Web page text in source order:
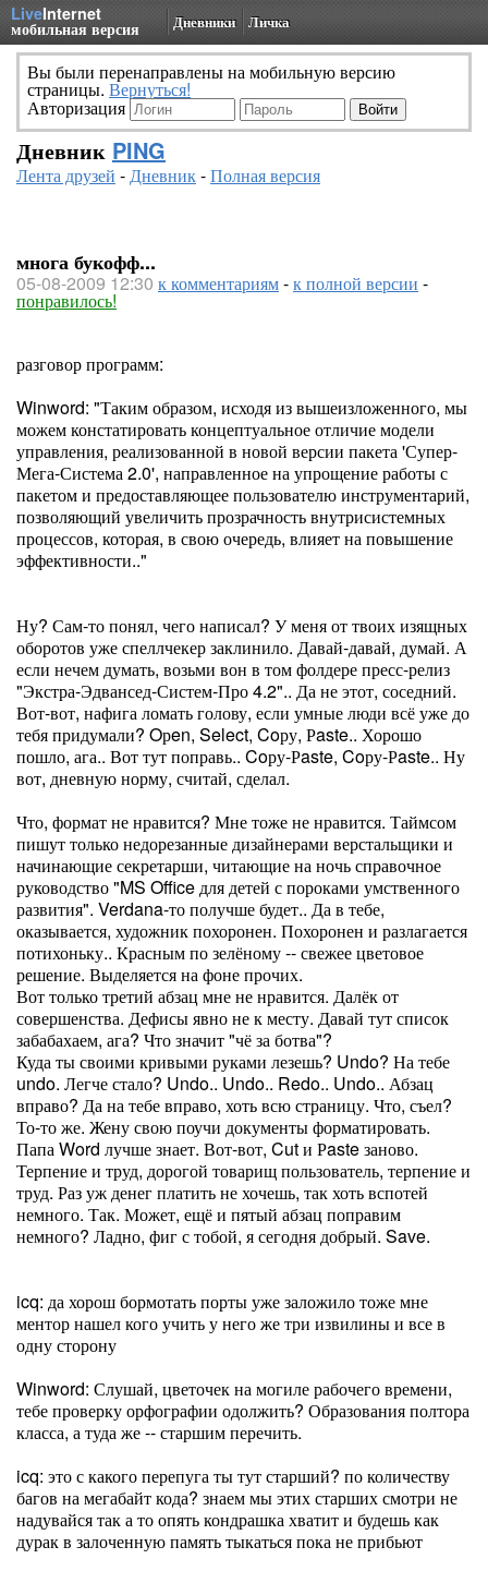
LiveInternet
мобильная версия Дневники Личка
Вы были перенаправлены на мобильную версию
страницы. Вернуться!
Авторизация
Дневник PING
Лента друзей -Дневник-Полная версия
многа букофф...
05-08-2009 12:30 к комментариям-к полной версии -
понравилось!
разговор программ:
Winword: "Таким образом, исходя из вышеизложенного, мы
можем констатировать концептуальное отличие модели
управления, реализованной в новой версии пакета 'Супер-
Мега-Система 2.0', направленное на упрощение работы с
пакетом и предоставляющее пользователю инструментарий,
позволяющий увеличить прозрачность внутрисистемных
процессов, которая, в свою очередь, влияет на повышение
эффективности.."
Ну? Сам-то понял, чего написал? У меня от твоих изящных
оборотов уже спеллчекер заклинило. Давай-давай, думай. А
если нечем думать, возьми вон в том фолдере пресс-релиз
"Экстра-Эдвансед-Систем-Про 4.2".. Да не этот, соседний.
Вот-вот, нафига ломать голову, если умные люди всё уже до
тебя придумали? Oрen, Select, Coру, Рaste.. Хорошо
пошло, ага.. Вот тут поправь.. Coру-Рaste, Coру-Рaste.. Ну
вот, дневную норму, считай, сделал.
Что, формат не нравится? Мне тоже не нравится. Таймсом
пишут только недорезанные дизайнерами верстальщики и
начинающие секретарши, читающие на ночь справочное
руководство "MS Office для детей с пороками умственного
развития". Verdana-то получше будет.. Да в тебе,
оказывается, художник похоронен. Похоронен и разлагается
потихоньку.. Красным по зелёному -- свежее цветовое
решение. Выделяется на фоне прочих.
Вот только третий абзац мне не нравится. Далёк от
совершенства. Дефисы явно не к месту. Давай тут список
забабахаем, ага? Что значит "чё за ботва"?
Куда ты своими кривыми руками лезешь? Undo? На тебе
undo. Легче стало? Undo.. Undo.. Redo.. Undo.. Абзац
вправо? Да на тебе вправо, хоть всю страницу. Что, съел?
То-то же. Жену свою поучи документы форматировать.
Папа Word лучше знает. Вот-вот, Cut и Рaste заново.
Терпение и труд, дорогой товарищ пользователь, терпение и
труд. Раз уж денег платить не хочешь, так хоть вспотей
немного. Так. Может, ещё и пятый абзац поправим
немного? Ладно, фиг с тобой, я сегодня добрый. Save.
icq: да хорош бормотать порты уже заложило тоже мне
ментор нашел кого учить у него же три извилины и все в
одну сторону
Winword: Слушай, цветочек на могиле рабочего времени,
тебе проверку орфографии одолжить? Образования полтора
класса, а туда же -- старшим перечить.
icq: это с какого перепуга ты тут старший? по количеству
багов на мегабайт кода? знаем мы этих старших смотри не
надувайся так а то опять кондрашка хватит и будешь как
дурак в залоченную память тыкаться пока не прибьют